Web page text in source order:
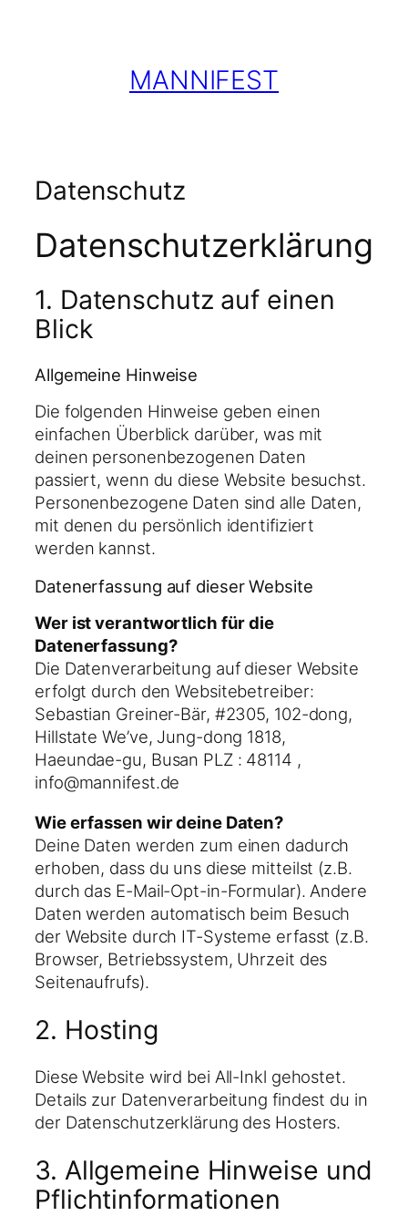
MANNIFEST
Datenschutz
Datenschutzerklärung
1. Datenschutz auf einen
Blick
Allgemeine Hinweise
Die folgenden Hinweise geben einen
einfachen Überblick darüber, was mit
deinen personenbezogenen Daten
passiert, wenn du diese Website besuchst.
Personenbezogene Daten sind alle Daten,
mit denen du persönlich identifiziert
werden kannst.
Datenerfassung auf dieser Website
Wer ist verantwortlich für die
Datenerfassung?
Die Datenverarbeitung auf dieser Website
erfolgt durch den Websitebetreiber:
Sebastian Greiner-Bär, #2305, 102-dong,
Hillstate We’ve, Jung-dong 1818,
Haeundae-gu, Busan PLZ : 48114 ,
info@mannifest.de
Wie erfassen wir deine Daten?
Deine Daten werden zum einen dadurch
erhoben, dass du uns diese mitteilst (z.B.
durch das E-Mail-Opt-in-Formular). Andere
Daten werden automatisch beim Besuch
der Website durch IT-Systeme erfasst (z.B.
Browser, Betriebssystem, Uhrzeit des
Seitenaufrufs).
2. Hosting
Diese Website wird bei All-Inkl gehostet.
Details zur Datenverarbeitung findest du in
der Datenschutzerklärung des Hosters.
3. Allgemeine Hinweise und
Pflichtinformationen